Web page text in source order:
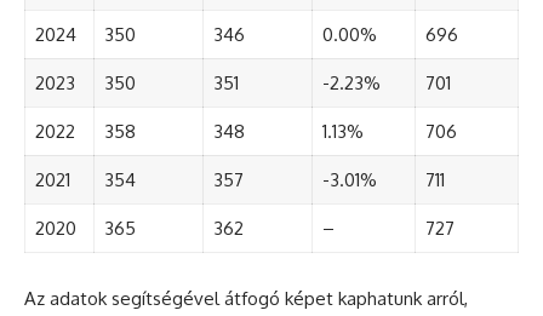
2024 350 346 0.00% 696
2023 350 351 -2.23% 701
2022 358 348 1.13% 706
2021 354 357 -3.01% 711
2020 365 362 – 727
Az adatok segítségével átfogó képet kaphatunk arról,